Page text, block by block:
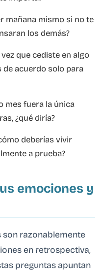
mañana mismo si no te
los demás?
que cediste en algo
de acuerdo solo para
mes fuera la única
¿qué diría?
deberías vivir
a prueba?
emociones y
son razonablemente
en retrospectiva,
preguntas apuntan